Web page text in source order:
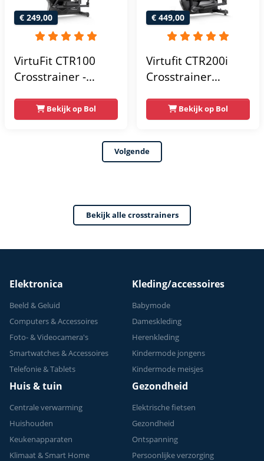
€ 249,00
VirtuFit CTR100
Crosstrainer -
120kg - 8
Weerstandsniveaus
trainingsprogrammas
- Crosstrainers
Fitness - 2026
Bekijk op Bol
€ 449,00
Virtufit CTR200i
Crosstrainer
Hartslagfunctie -
Crosstrainers -
Bluetooth -
Crosstrainer
weerstandsniveaus
- 24 programma's
Bekijk op Bol
Volgende
Bekijk alle crosstrainers
Elektronica
Beeld & Geluid
Computers & Accessoires
Foto- & Videocamera's
Smartwatches & Accessoires
Telefonie & Tablets
Kleding/accessoires
Babymode
Dameskleding
Herenkleding
Kindermode jongens
Kindermode meisjes
Huis & tuin
Centrale verwarming
Huishouden
Keukenapparaten
Klimaat & Smart Home
Gezondheid
Elektrische fietsen
Gezondheid
Ontspanning
Persoonlijke verzorging